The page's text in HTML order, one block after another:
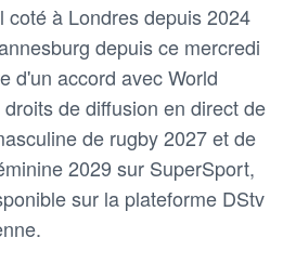
coté à Londres depuis 2024
depuis ce mercredi
d'un accord avec World
de diffusion en direct de
de rugby 2027 et de
2029 sur SuperSport,
sur la plateforme DStv